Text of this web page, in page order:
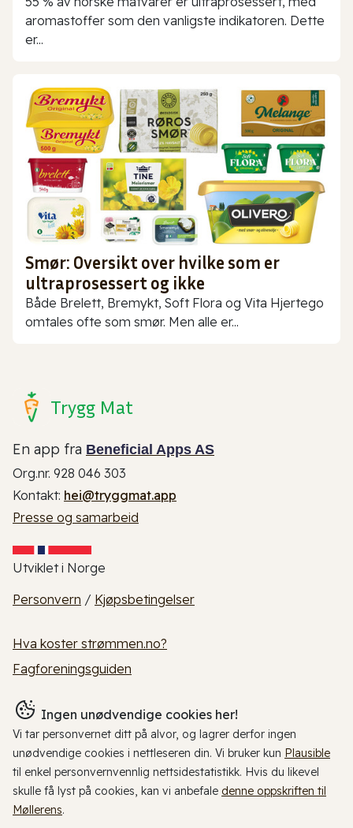
aromastoffer som den vanligste indikatoren. Dette
er...
Smør: Oversikt over hvilke som er
ultraprosessert og ikke
Både Brelett, Bremykt, Soft Flora og Vita Hjertego
omtales ofte som smør. Men alle er...
Trygg Mat
En app fra Beneficial Apps AS
Org.nr. 928 046 303
Kontakt: hei@tryggmat.app
Presse og samarbeid
Utviklet i Norge
Personvern / Kjøpsbetingelser
Hva koster strømmen.no?
Fagforeningsguiden
Ingen unødvendige cookies her!
Vi tar personvernet ditt på alvor, og lagrer derfor ingen
unødvendige cookies i nettleseren din. Vi bruker kun Plausible
til enkel personvernvennlig nettsidestatistikk. Hvis du likevel
skulle få lyst på cookies, kan vi anbefale denne oppskriften til
Møllerens.